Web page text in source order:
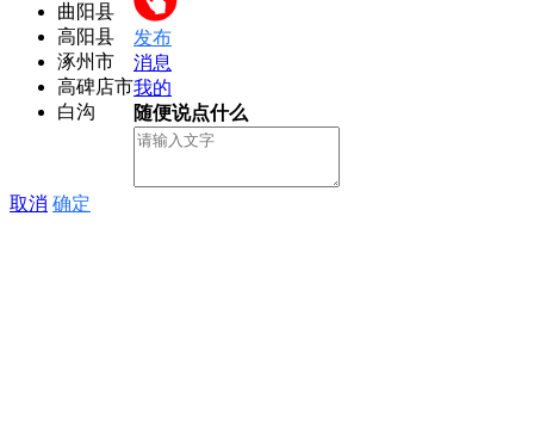
曲阳县
高阳县
涿州市
高碑店市
白沟
发布
消息
我的
随便说点什么
取消 确定